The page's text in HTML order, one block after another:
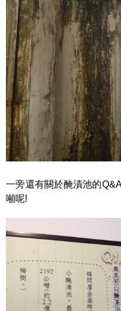
一旁還有關於醃漬池的
噸呢!